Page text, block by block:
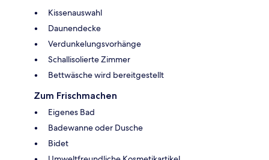
Kissenauswahl
Daunendecke
Verdunkelungsvorhänge
Schallisolierte Zimmer
Bettwäsche wird bereitgestellt
Zum Frischmachen
Eigenes Bad
Badewanne oder Dusche
Bidet